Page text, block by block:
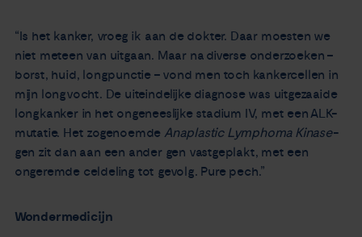
“Is het kanker, vroeg ik aan de dokter. Daar moesten we
niet meteen van uitgaan. Maar na diverse onderzoeken –
borst, huid, longpunctie – vond men toch kankercellen in
mijn longvocht. De uiteindelijke diagnose was uitgezaaide
longkanker in het ongeneeslijke stadium IV, met een ALK-
mutatie. Het zogenoemde Anaplastic Lymphoma Kinase-
gen zit dan aan een ander gen vastgeplakt, met een
ongeremde celdeling tot gevolg. Pure pech.”
Wondermedicijn